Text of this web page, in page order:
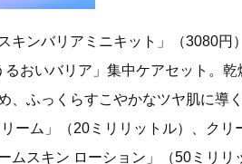
キンバリアミニキット」（3080円
おいバリア」集中ケアセット。
、ふっくらすこやかなツヤ肌に導
ーム」（20ミリリットル）、クリ
ムスキン ローション」（50ミリリ